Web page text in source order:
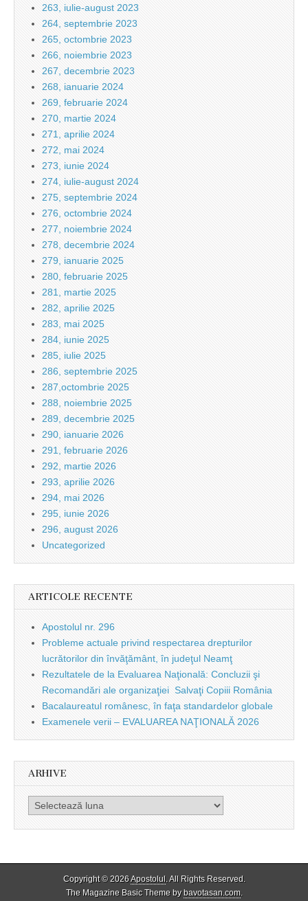
263, iulie-august 2023
264, septembrie 2023
265, octombrie 2023
266, noiembrie 2023
267, decembrie 2023
268, ianuarie 2024
269, februarie 2024
270, martie 2024
271, aprilie 2024
272, mai 2024
273, iunie 2024
274, iulie-august 2024
275, septembrie 2024
276, octombrie 2024
277, noiembrie 2024
278, decembrie 2024
279, ianuarie 2025
280, februarie 2025
281, martie 2025
282, aprilie 2025
283, mai 2025
284, iunie 2025
285, iulie 2025
286, septembrie 2025
287,octombrie 2025
288, noiembrie 2025
289, decembrie 2025
290, ianuarie 2026
291, februarie 2026
292, martie 2026
293, aprilie 2026
294, mai 2026
295, iunie 2026
296, august 2026
Uncategorized
ARTICOLE RECENTE
Apostolul nr. 296
Probleme actuale privind respectarea drepturilor
lucrătorilor din învăţământ, în judeţul Neamţ
Rezultatele de la Evaluarea Naţională: Concluzii şi
Recomandări ale organizaţiei Salvaţi Copiii România
Bacalaureatul românesc, în faţa standardelor globale
Examenele verii – EVALUAREA NAŢIONALĂ 2026
ARHIVE
Arhive
Copyright © 2026Apostolul. All Rights Reserved.
The Magazine Basic Theme bybavotasan.com.